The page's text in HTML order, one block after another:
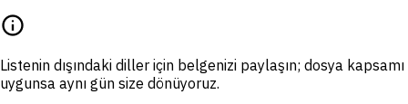
info
Listenin dışındaki diller için belgenizi paylaşın; dosya kapsamı
uygunsa aynı gün size dönüyoruz.